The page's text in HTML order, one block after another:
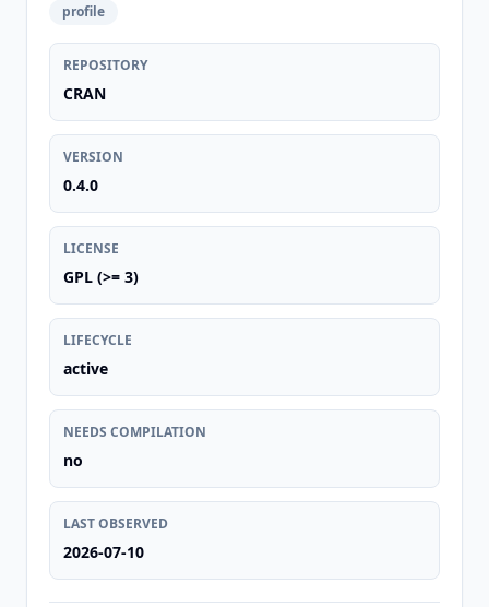
profile
REPOSITORY
CRAN
VERSION
0.4.0
LICENSE
GPL (>= 3)
LIFECYCLE
active
NEEDS COMPILATION
no
LAST OBSERVED
2026-07-10